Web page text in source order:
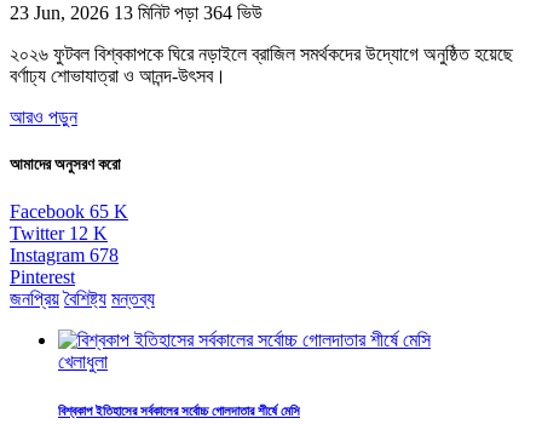
23 Jun, 2026 13 মিনিট পড়া 364 ভিউ
২০২৬ ফুটবল বিশ্বকাপকে ঘিরে নড়াইলে ব্রাজিল সমর্থকদের উদ্যোগে অনুষ্ঠিত হয়েছে
বর্ণাঢ্য শোভাযাত্রা ও আনন্দ-উৎসব।
আরও পড়ুন
আমাদের অনুসরণ করো
Facebook 65 K
Twitter 12 K
Instagram 678
Pinterest
জনপ্রিয় বৈশিষ্ট্য মন্তব্য
খেলাধুলা
বিশ্বকাপ ইতিহাসের সর্বকালের সর্বোচ্চ গোলদাতার শীর্ষে মেসি